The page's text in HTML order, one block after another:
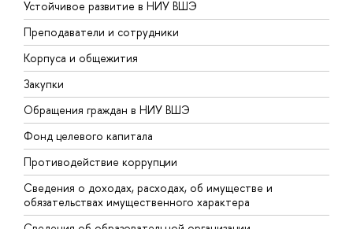
Устойчивое развитие в НИУ ВШЭ
Преподаватели и сотрудники
Корпуса и общежития
Закупки
Обращения граждан в НИУ ВШЭ
Фонд целевого капитала
Противодействие коррупции
Сведения о доходах, расходах, об имуществе и
обязательствах имущественного характера